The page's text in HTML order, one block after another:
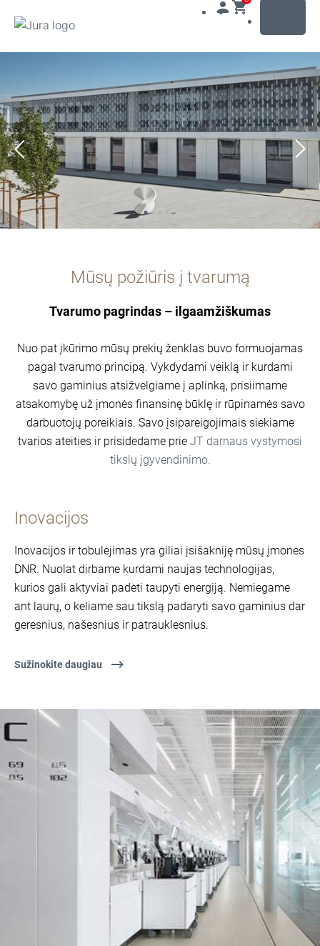
turinio
Pereiti
prie
paieškos
Mūsų požiūris į tvarumą
Tvarumo pagrindas – ilgaamžiškumas
Nuo pat įkūrimo mūsų prekių ženklas buvo formuojamas
pagal tvarumo principą. Vykdydami veiklą ir kurdami
savo gaminius atsižvelgiame į aplinką, prisiimame
atsakomybę už įmonės finansinę būklę ir rūpinamės savo
darbuotojų poreikiais. Savo įsipareigojimais siekiame
tvarios ateities ir prisidedame prie JT darnaus vystymosi
tikslų įgyvendinimo.
Inovacijos
Inovacijos ir tobulėjimas yra giliai įsišakniję mūsų įmonės
DNR. Nuolat dirbame kurdami naujas technologijas,
kurios gali aktyviai padėti taupyti energiją. Nemiegame
ant laurų, o keliame sau tikslą padaryti savo gaminius dar
geresnius, našesnius ir patrauklesnius.
Sužinokite daugiau